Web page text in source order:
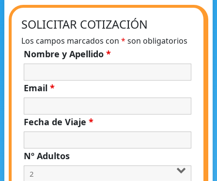
SOLICITAR COTIZACIÓN
Los campos marcados con * son obligatorios
Nombre y Apellido *
Email *
Fecha de Viaje *
Nº Adultos